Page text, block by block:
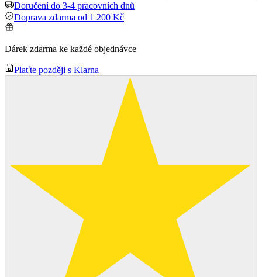
Doručení do 3-4 pracovních dnů
Doprava zdarma od 1 200 Kč
Dárek zdarma ke každé objednávce
Plaťte později s Klarna